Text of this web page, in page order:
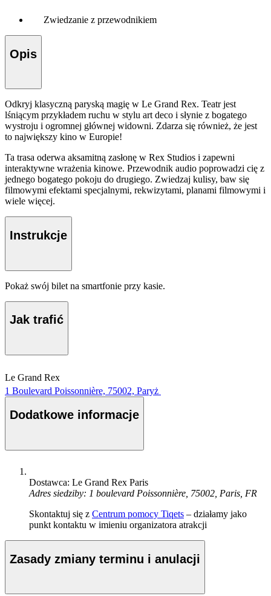
Zwiedzanie z przewodnikiem
Opis
Odkryj klasyczną paryską magię w Le Grand Rex. Teatr jest
lśniącym przykładem ruchu w stylu art deco i słynie z bogatego
wystroju i ogromnej głównej widowni. Zdarza się również, że jest
to największy kino w Europie!
Ta trasa oderwa aksamitną zasłonę w Rex Studios i zapewni
interaktywne wrażenia kinowe. Przewodnik audio poprowadzi cię z
jednego bogatego pokoju do drugiego. Zwiedzaj kulisy, baw się
filmowymi efektami specjalnymi, rekwizytami, planami filmowymi i
wiele więcej.
Instrukcje
Pokaż swój bilet na smartfonie przy kasie.
Jak trafić
Le Grand Rex
1 Boulevard Poissonnière, 75002, Paryż
Dodatkowe informacje
Dostawca: Le Grand Rex Paris
Adres siedziby: 1 boulevard Poissonnière, 75002, Paris, FR
Skontaktuj się z Centrum pomocy Tiqets – działamy jako
punkt kontaktu w imieniu organizatora atrakcji
Zasady zmiany terminu i anulacji